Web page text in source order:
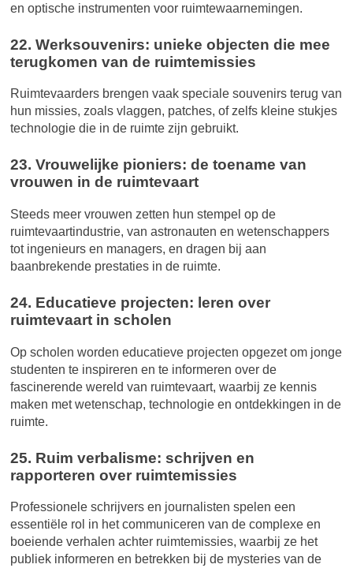
en optische instrumenten voor ruimtewaarnemingen.
22. Werksouvenirs: unieke objecten die mee
terugkomen van de ruimtemissies
Ruimtevaarders brengen vaak speciale souvenirs terug van
hun missies, zoals vlaggen, patches, of zelfs kleine stukjes
technologie die in de ruimte zijn gebruikt.
23. Vrouwelijke pioniers: de toename van
vrouwen in de ruimtevaart
Steeds meer vrouwen zetten hun stempel op de
ruimtevaartindustrie, van astronauten en wetenschappers
tot ingenieurs en managers, en dragen bij aan
baanbrekende prestaties in de ruimte.
24. Educatieve projecten: leren over
ruimtevaart in scholen
Op scholen worden educatieve projecten opgezet om jonge
studenten te inspireren en te informeren over de
fascinerende wereld van ruimtevaart, waarbij ze kennis
maken met wetenschap, technologie en ontdekkingen in de
ruimte.
25. Ruim verbalisme: schrijven en
rapporteren over ruimtemissies
Professionele schrijvers en journalisten spelen een
essentiële rol in het communiceren van de complexe en
boeiende verhalen achter ruimtemissies, waarbij ze het
publiek informeren en betrekken bij de mysteries van de